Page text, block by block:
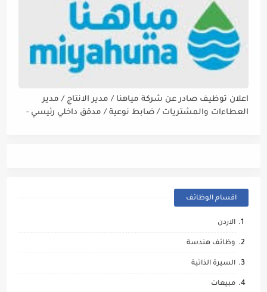
اعلان توظيف صادر عن شركة مياهنا / مدير الانتاج / مدير
العطاءات والمشتريات / ضابط نوعية / مدقق داخلي رئيسي -
اقسام الوظائف
الاردن
وظائف هندسة
السيرة الذاتية
مبيعات